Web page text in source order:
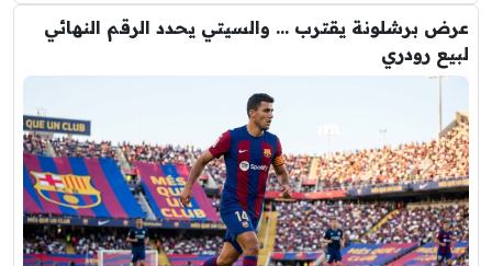
عرض برشلونة يقترب … والسيتي يحدد الرقم النهائي
لبيع رودري